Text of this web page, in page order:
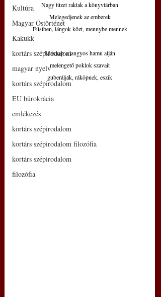
Kultúra
Magyar Őstörténet
Kakukk
kortárs szépirodalom
magyar nyelv
kortárs szépirodalom
EU bürokrácia
emlékezés
kortárs szépirodalom
kortárs szépirodalom filozófia
kortárs szépirodalom
filozófia
Nagy tüzet raktak a könyvtárban
Melegedjenek az emberek
Füstben, lángok közt, mennybe mennek
Másnap a langyos hamu alján
melengető poklok szavait
guberálják, ráköpnek, eszik